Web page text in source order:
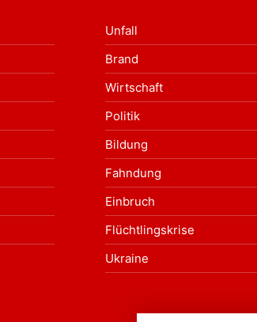
Unfall
Brand
Wirtschaft
Politik
Bildung
Fahndung
Einbruch
Flüchtlingskrise
Ukraine